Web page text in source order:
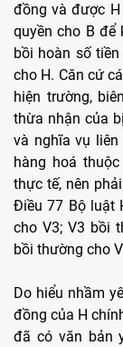
đồng và được H
quyền cho B để
bồi hoàn số
cho H. Căn cứ
hiện trường,
thừa nhận của
và nghĩa vụ liên
hàng hoá
thực tế, nên
Điều 77 Bộ luật
cho V3; V3 bồi
bồi thường cho
Do hiểu nhầm
đồng của H
đã có văn bản